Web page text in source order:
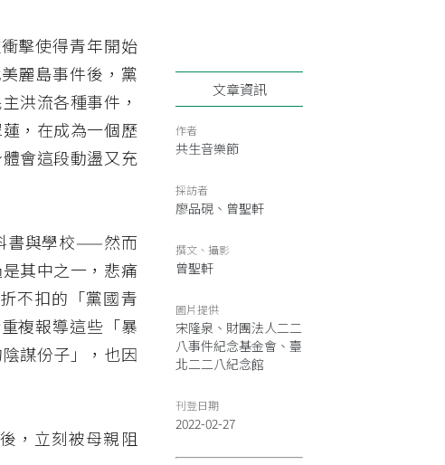
擊使得青年開始
麗島事件後，黨
洪流各種事件，
，在成為一個歷
會這段動盪又充
書與學校——然而
其中之一，悲痛
不扣的「黨國青
複報導這些「暴
謀份子」，也因
，立刻被母親阻
文章資訊
作者
共生音樂節
採訪者
廖品硯、曾聖軒
撰文、攝影
曾聖軒
圖片提供
宋隆泉、財團法人二二
八事件紀念基金會、臺
北二二八紀念館
刊登日期
2022-02-27